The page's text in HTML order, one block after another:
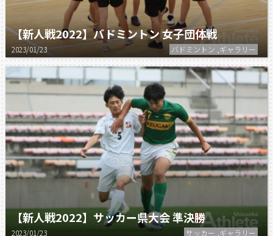
【新人戦2022】バドミントン 女子団体戦
2023/01/23 バドミントン ,ギャラリー
【新人戦2022】サッカー県大会 準決勝
2023/01/23 サッカー ,ギャラリー